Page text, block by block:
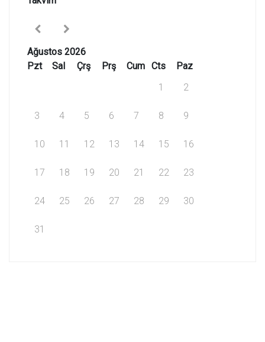
Ağustos 2026
Pzt
Sal Çrş Prş Cum Cts
Paz
1
2
3 4 5 6 7 8 9
10 11 12 13 14 15 16
17 18 19 20 21 22 23
24 25 26 27 28 29 30
31